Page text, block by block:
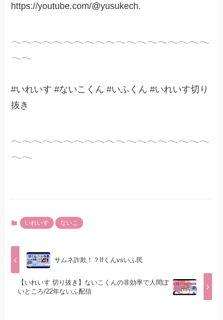
https://youtube.com/@yusukech.
𓂃𓂃𓂃𓂃𓂃𓂃𓂃𓂃𓂃𓂃𓂃𓂃𓂃𓂃𓂃𓂃𓂃𓂃𓂃
𓂃𓂃
#いれいす #ないこくん #いふくん #いれいす切り
抜き
𓂃𓂃𓂃𓂃𓂃𓂃𓂃𓂃𓂃𓂃𓂃𓂃𓂃𓂃𓂃𓂃𓂃𓂃𓂃
𓂃𓂃
いれいす ないこ
サムネ詐欺！？Ifくんvsいふ民
【いれいす 切り抜き】ないこくんの非効率で人間ぽ
いところ/22年ないふ配信